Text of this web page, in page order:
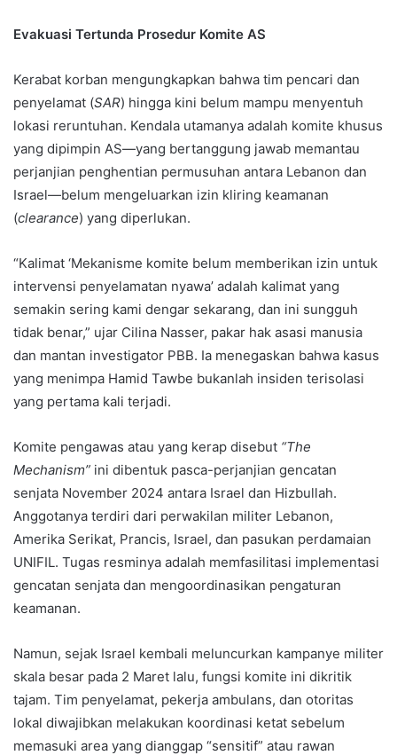
Evakuasi Tertunda Prosedur Komite AS
Kerabat korban mengungkapkan bahwa tim pencari dan
penyelamat (SAR) hingga kini belum mampu menyentuh
lokasi reruntuhan. Kendala utamanya adalah komite khusus
yang dipimpin AS—yang bertanggung jawab memantau
perjanjian penghentian permusuhan antara Lebanon dan
Israel—belum mengeluarkan izin kliring keamanan
(clearance) yang diperlukan.
“Kalimat ‘Mekanisme komite belum memberikan izin untuk
intervensi penyelamatan nyawa’ adalah kalimat yang
semakin sering kami dengar sekarang, dan ini sungguh
tidak benar,” ujar Cilina Nasser, pakar hak asasi manusia
dan mantan investigator PBB. Ia menegaskan bahwa kasus
yang menimpa Hamid Tawbe bukanlah insiden terisolasi
yang pertama kali terjadi.
Komite pengawas atau yang kerap disebut “The
Mechanism” ini dibentuk pasca-perjanjian gencatan
senjata November 2024 antara Israel dan Hizbullah.
Anggotanya terdiri dari perwakilan militer Lebanon,
Amerika Serikat, Prancis, Israel, dan pasukan perdamaian
UNIFIL. Tugas resminya adalah memfasilitasi implementasi
gencatan senjata dan mengoordinasikan pengaturan
keamanan.
Namun, sejak Israel kembali meluncurkan kampanye militer
skala besar pada 2 Maret lalu, fungsi komite ini dikritik
tajam. Tim penyelamat, pekerja ambulans, dan otoritas
lokal diwajibkan melakukan koordinasi ketat sebelum
memasuki area yang dianggap “sensitif” atau rawan